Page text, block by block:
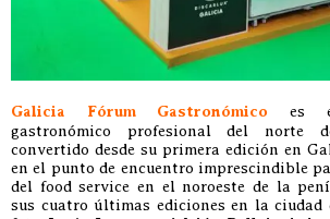
Galicia Fórum Gastronómico es
gastronómico profesional del norte
convertido desde su primera edición en
en el punto de encuentro imprescindible
del food service en el noroeste de la
sus cuatro últimas ediciones en la ciudad